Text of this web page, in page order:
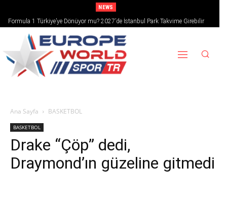
NEWS
Formula 1 Türkiye’ye Dönüyor mu? 2027’de İstanbul Park Takvime Girebilir
Ana Sayfa BASKETBOL
BASKETBOL
Drake “Çöp” dedi,
Draymond’ın güzeline gitmedi